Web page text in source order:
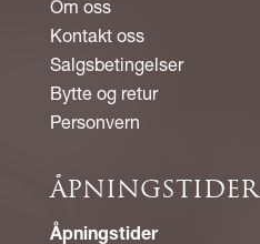
Om oss
Kontakt oss
Salgsbetingelser
Bytte og retur
Personvern
ÅPNINGSTIDER
Åpningstider